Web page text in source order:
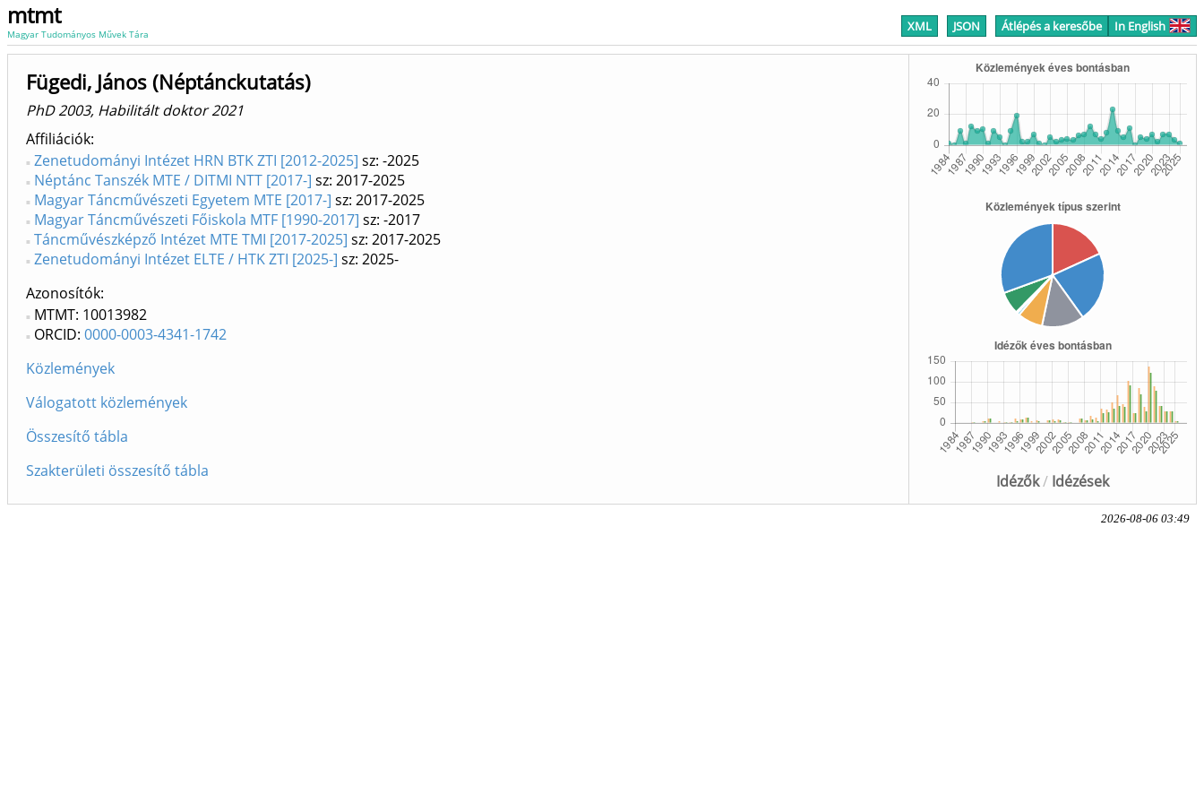
mtmt
Magyar Tudományos Művek Tára XML JSON Átlépés a keresőbe In English
Idézők/ Idézések
Fügedi, János (Néptánckutatás)
PhD 2003, Habilitált doktor 2021
Affiliációk
Zenetudományi Intézet HRN BTK ZTI [2012-2025] sz: -2025
Néptánc Tanszék MTE / DITMI NTT [2017-] sz: 2017-2025
Magyar Táncművészeti Egyetem MTE [2017-] sz: 2017-2025
Magyar Táncművészeti Főiskola MTF [1990-2017] sz: -2017
Táncművészképző Intézet MTE TMI [2017-2025] sz: 2017-2025
Zenetudományi Intézet ELTE / HTK ZTI [2025-] sz: 2025-
Azonosítók
MTMT: 10013982
ORCID: 0000-0003-4341-1742
Közlemények
Válogatott közlemények
Összesítő tábla
Szakterületi összesítő tábla
2026-08-06 03:49